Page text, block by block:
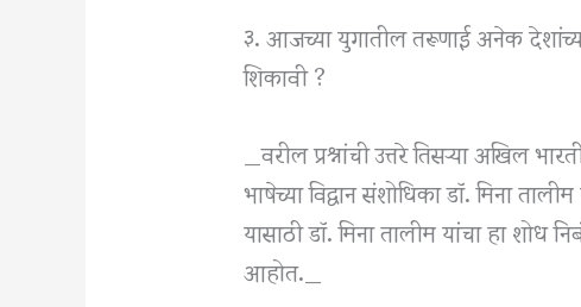
३. आजच्या युगातील तरूणाई अनेक
शिकावी ?
_वरील प्रश्नांची उत्तरे तिसऱ्या अखिल
भाषेच्या विद्वान संशोधिका डॉ. मिना
यासाठी डॉ. मिना तालीम यांचा हा शोध
आहोत._